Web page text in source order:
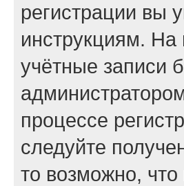
регистрации вы
инструкциям. На
учётные записи
процессе
следуйте
то возможно,